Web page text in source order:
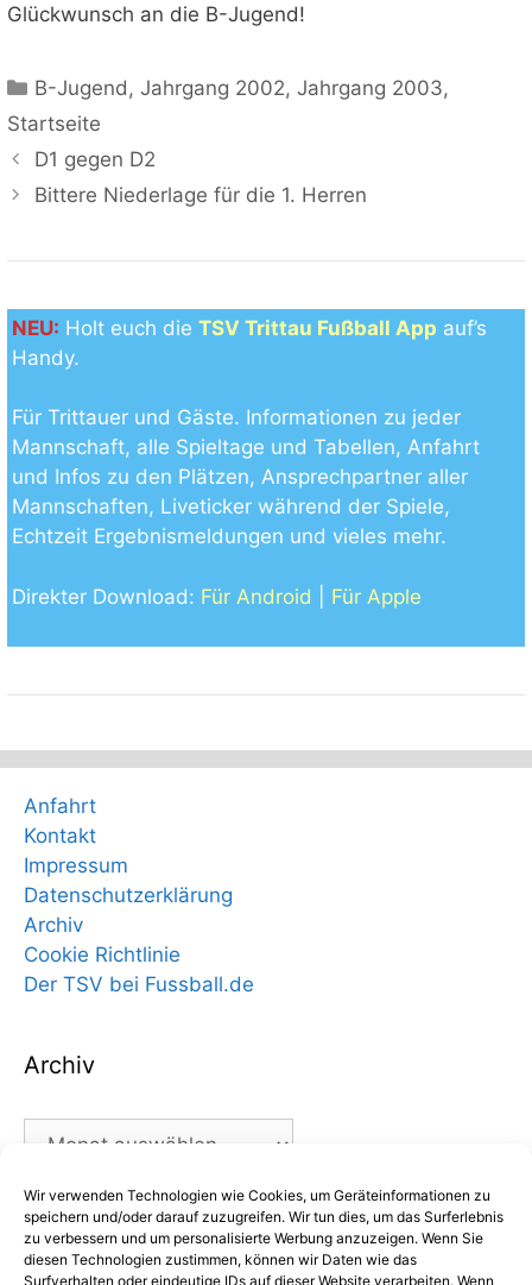
Wir verwenden Technologien wie Cookies, um Geräteinformationen zu
speichern und/oder darauf zuzugreifen. Wir tun dies, um das Surferlebnis
zu verbessern und um personalisierte Werbung anzuzeigen. Wenn Sie
diesen Technologien zustimmen, können wir Daten wie das
Surfverhalten oder eindeutige IDs auf dieser Website verarbeiten. Wenn
Glückwunsch an die B-Jugend!
Kategorien
B-Jugend ,Jahrgang 2002,Jahrgang 2003,
Startseite
D1 gegen D2
Bittere Niederlage für die 1. Herren
NEU: Holt euch die TSV Trittau Fußball App auf’s
Handy.
Für Trittauer und Gäste. Informationen zu jeder
Mannschaft, alle Spieltage und Tabellen, Anfahrt
und Infos zu den Plätzen, Ansprechpartner aller
Mannschaften, Liveticker während der Spiele,
Echtzeit Ergebnismeldungen und vieles mehr.
Direkter Download: Für Android Für Apple
Anfahrt
Kontakt
Impressum
Datenschutzerklärung
Archiv
Cookie Richtlinie
Der TSV bei Fussball.de
Archiv
Archiv
Kategorien
Kategorien